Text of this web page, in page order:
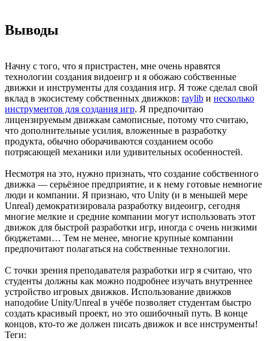
Выводы
Начну с того, что я пристрастен, мне очень нравятся
технологии создания видоеигр и я обожаю собственные
движки и инструменты для создания игр. Я тоже сделал свой
вклад в экосистему собственных движков: raylib и несколько
инструментов для создания игр. Я предпочитаю
лицензируемым движкам самописные, потому что считаю,
что дополнительные усилия, вложенные в разработку
продукта, обычно оборачиваются созданием особо
потрясающей механики или удивительных особенностей.
Несмотря на это, нужно признать, что создание собственного
движка — серьёзное предприятие, и к нему готовые немногие
люди и компании. Я признаю, что Unity (и в меньшей мере
Unreal) демократизировала разработку видеоигр, сегодня
многие мелкие и средние компании могут использовать этот
движок для быстрой разработки игр, иногда с очень низкими
бюджетами… Тем не менее, многие крупные компании
предпочитают полагаться на собственные технологии.
С точки зрения преподавателя разработки игр я считаю, что
студенты должны как можно подробнее изучать внутреннее
устройство игровых движков. Использование движков
наподобие Unity/Unreal в учёбе позволяет студентам быстро
создать красивый проект, но это ошибочный путь. В конце
концов, кто-то же должен писать движок и все инструменты!
Теги: